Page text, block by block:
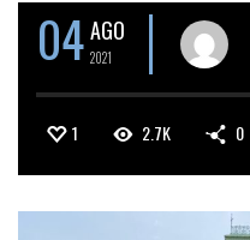
04 AGO
2021
1 2.7K 0